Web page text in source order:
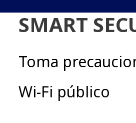
SMART
Toma
Wi-Fi público